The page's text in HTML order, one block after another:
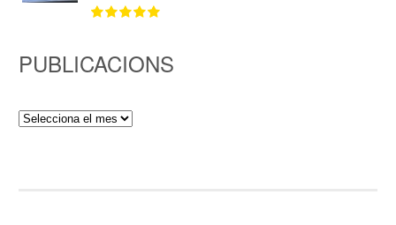
PUBLICACIONS
Publicacions